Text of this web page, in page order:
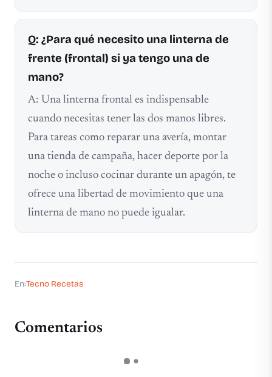
Q: ¿Para qué necesito una linterna de
frente (frontal) si ya tengo una de
mano?
A: Una linterna frontal es indispensable
cuando necesitas tener las dos manos libres.
Para tareas como reparar una avería, montar
una tienda de campaña, hacer deporte por la
noche o incluso cocinar durante un apagón, te
ofrece una libertad de movimiento que una
linterna de mano no puede igualar.
En:Tecno Recetas
Comentarios